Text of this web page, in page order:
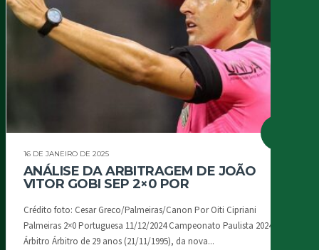
16 DE JANEIRO DE 2025
ANÁLISE DA ARBITRAGEM DE JOÃO
VITOR GOBI SEP 2×0 POR
Crédito foto: Cesar Greco/Palmeiras/Canon Por Oiti Cipriani
Palmeiras 2×0 Portuguesa 11/12/2024 Campeonato Paulista 2024 – R01
Árbitro Árbitro de 29 anos (21/11/1995), da nova...